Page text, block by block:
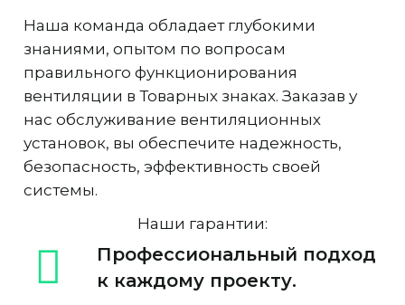
Наша команда обладает глубокими
знаниями, опытом по вопросам
правильного функционирования
вентиляции в Товарных знаках. Заказав у
нас обслуживание вентиляционных
установок, вы обеспечите надежность,
безопасность, эффективность своей
системы.
Наши гарантии:
Профессиональный подход
к каждому проекту.